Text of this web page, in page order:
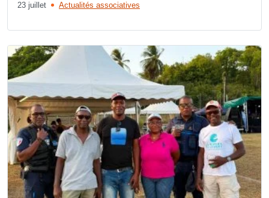
23 juillet Actualités associatives